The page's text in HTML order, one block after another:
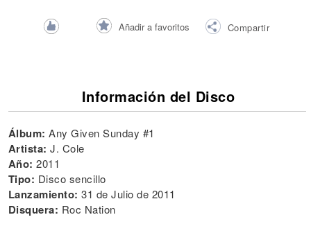
Añadir a favoritos Compartir
Información del Disco
Álbum: Any Given Sunday #1
Artista: J. Cole
Año: 2011
Tipo: Disco sencillo
Lanzamiento: 31 de Julio de 2011
Disquera: Roc Nation